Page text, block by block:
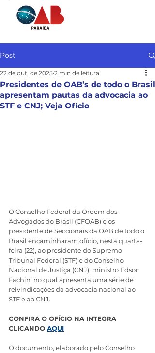
Post
Presidentes de OAB’s de todo o Brasil
apresentam pautas da advocacia ao
STF e CNJ; Veja Ofício
22 de out. de 2025 2 min de leitura
O Conselho Federal da Ordem dos
Advogados do Brasil (CFOAB) e os
presidente de Seccionais da OAB de todo o
Brasil encaminharam ofício, nesta quarta-
feira (22), ao presidente do Supremo
Tribunal Federal (STF) e do Conselho
Nacional de Justiça (CNJ), ministro Edson
Fachin, no qual apresenta uma série de
reivindicações da advocacia nacional ao
STF e ao CNJ.
CONFIRA O OFÍCIO NA INTEGRA
CLICANDO AQUI
O documento, elaborado pelo Conselho